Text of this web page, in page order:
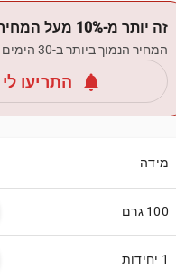
זה יותר מ-10% מעל המחיר הטוב ביותר החודש.
המחיר הנמוך ביותר ב-30 הימים האחרונים היה ‏4.20 ‏₪.
notifications התריעו
מידה
100 גרם
1 יחידות